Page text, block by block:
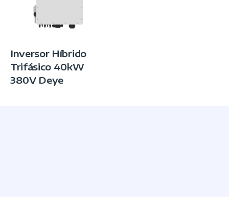
Inversor Híbrido
Trifásico 40kW
380V Deye